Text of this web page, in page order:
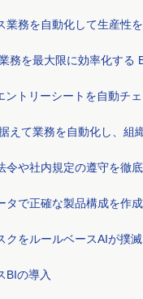
業務を自動化して生産性
務を最大限に効率化する
ントリーシートを自動チ
えて業務を自動化し、組
令や社内規定の遵守を徹
タで正確な製品構成を作成
クをルールベースAIが撲滅
BIの導入